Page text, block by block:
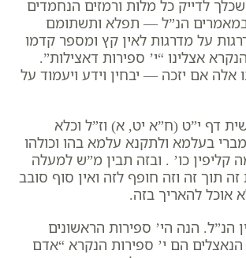
לדייק כל מלות ורמזים הנחמדים
במאמרים הנ”ל — תפלא ותשתומם
על מדרגות לאין קץ ומספר קדמו
אצלינו “י’ ספירות דאצילות”.
אלה אם יזכה — יבחין וידע ויעמוד על
דף י”ט (ח”א יט, א) וז”ל וכלא
בעלמא ולתקנא עלמא בהו וכולהו
קליפין כו’ . ובזה תבין מ”ש למעלה
תוך זה וזה חופף לזה ואין סוף סובב
אוכל להאריך בזה.
הנ”ל. הנה הי’ ספירות הראשונים
הם י’ ספירות הנקרא “אדם